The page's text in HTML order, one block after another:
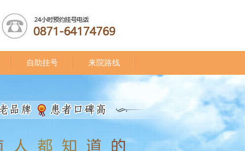
自助挂号 来院路线